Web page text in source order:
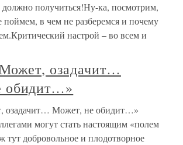
получиться!Ну-ка, посмотрим,
поймем, в чем не разберемся и почему
настрой – во всем и
озадачит…
обидит…»
озадачит… Может, не обидит…»
могут стать настоящим «полем
тут добровольное и плодотворное